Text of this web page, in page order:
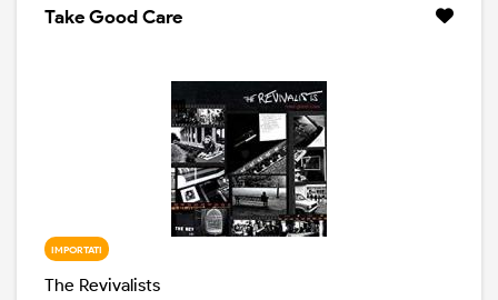
Take Good Care
IMPORTATI
The Revivalists